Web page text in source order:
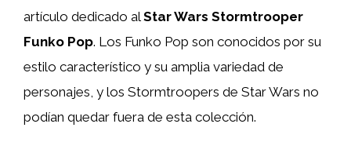
artículo dedicado alStar Wars Stormtrooper
Funko Pop. Los Funko Pop son conocidos por su
estilo característico y su amplia variedad de
personajes, y los Stormtroopers de Star Wars no
podían quedar fuera de esta colección.